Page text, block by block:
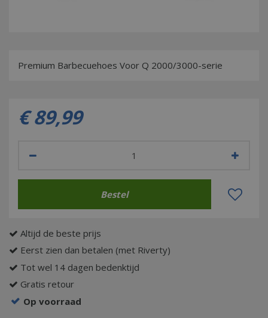
Premium Barbecuehoes Voor Q 2000/3000-serie
€ 89,99
Altijd de beste prijs
Eerst zien dan betalen (met Riverty)
Tot wel 14 dagen bedenktijd
Gratis retour
Op voorraad